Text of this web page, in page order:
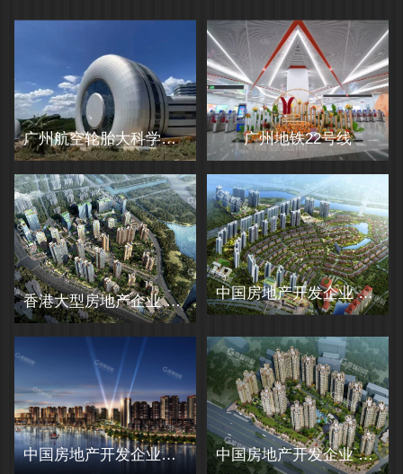
广州航空轮胎大科学中心 广州地铁22号线
香港大型房地产企业 新鸿基选用高登产品 中国房地产开发企业 价值20强合景泰富的选择
中国房地产开发企业三强品牌碧桂园选择高登 中国房地产开发企业 恒大地产选用高登产品